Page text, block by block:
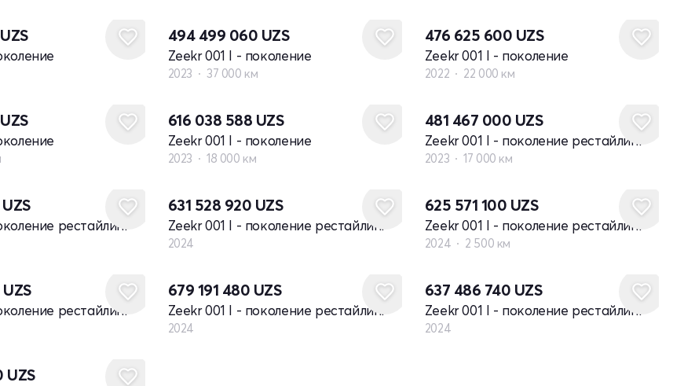
UZS 494 499 060 UZS
Zeekr 001 I - поколение
2023 37 000 км
476 625 600 UZS
Zeekr 001 I - поколение
2022 22 000 км
UZS 616 038 588 UZS
Zeekr 001 I - поколение
2023 18 000 км
481 467 000 UZS
Zeekr 001 I - поколение рестайлинг
2023 17 000 км
UZS
рестайлинг
631 528 920 UZS
Zeekr 001 I - поколение рестайлинг
2024
625 571 100 UZS
Zeekr 001 I - поколение рестайлинг
2024 2 500 км
UZS
рестайлинг
679 191 480 UZS
Zeekr 001 I - поколение рестайлинг
2024
637 486 740 UZS
Zeekr 001 I - поколение рестайлинг
2024
UZS